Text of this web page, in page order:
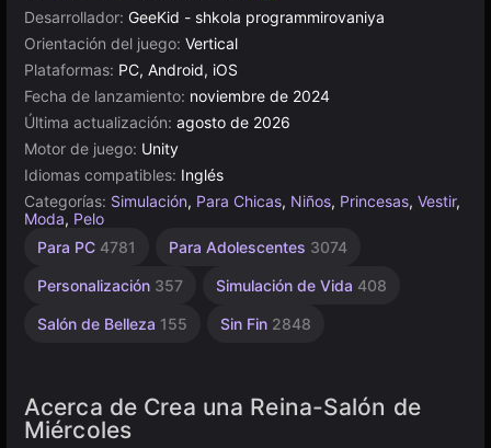
Desarrollador: GeeKid - shkola programmirovaniya
Orientación del juego: Vertical
Plataformas: PC, Android, iOS
Fecha de lanzamiento: noviembre de 2024
Última actualización: agosto de 2026
Motor de juego: Unity
Idiomas compatibles: Inglés
Categorías: Simulación, Para Chicas, Niños, Princesas, Vestir,
Moda, Pelo
Para PC 4781 Para Adolescentes 3074
Personalización 357 Simulación de Vida 408
Salón de Belleza 155 Sin Fin 2848
Lindos
Escritorio
De 1
4146
Indie
Construcción
Alta
3569
Rusos
Sencillos
Para
1480
Browser
Mundos
197
Unity
línea
Acerca de Crea una Reina-Salón de
Miércoles